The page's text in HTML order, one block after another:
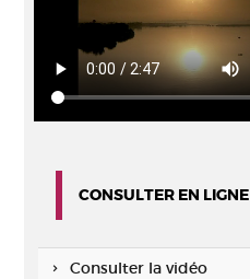
CONSULTER EN LIGNE
Consulter la vidéo